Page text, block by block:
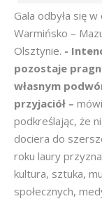
Gala odbyła się
Warmińsko –
Olsztynie. -
pozostaje
własnym
przyjaciół –
podkreślając, że
dociera do
roku laury
kultura, sztuka,
społecznych,